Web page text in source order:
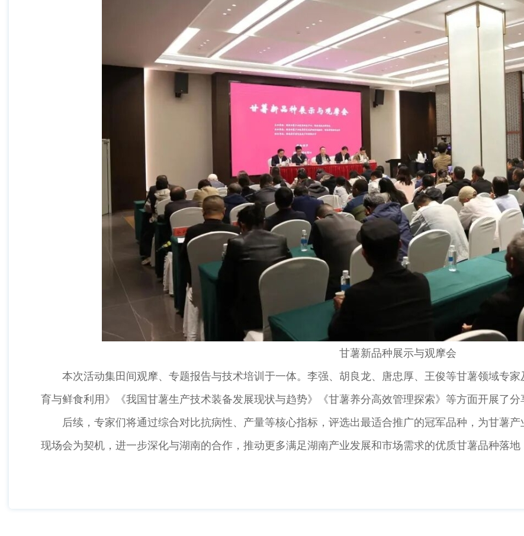
甘薯新品种展示与观摩会
本次活动集田间观摩、专题报告与技术培训于一体。李强、胡良龙、唐忠厚、王俊等甘薯领域专家
育与鲜食利用》《我国甘薯生产技术装备发展现状与趋势》《甘薯养分高效管理探索》等方面开展了分
后续，专家们将通过综合对比抗病性、产量等核心指标，评选出最适合推广的冠军品种，为甘薯产
现场会为契机，进一步深化与湖南的合作，推动更多满足湖南产业发展和市场需求的优质甘薯品种落地